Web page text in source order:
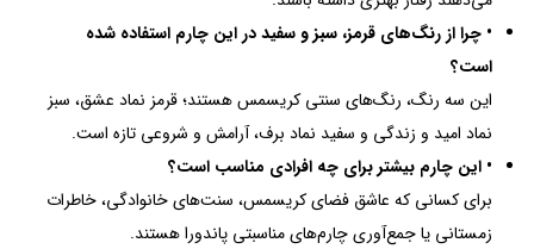
• چرا از رنگ‌های قرمز، سبز و سفید در این چارم استفاده شده
است؟
این سه رنگ، رنگ‌های سنتی کریسمس هستند؛ قرمز نماد عشق، سبز
نماد امید و زندگی و سفید نماد برف، آرامش و شروعی تازه است.
• این چارم بیشتر برای چه افرادی مناسب است؟
برای کسانی که عاشق فضای کریسمس، سنت‌های خانوادگی، خاطرات
زمستانی یا جمع‌آوری چارم‌های مناسبتی پاندورا هستند.